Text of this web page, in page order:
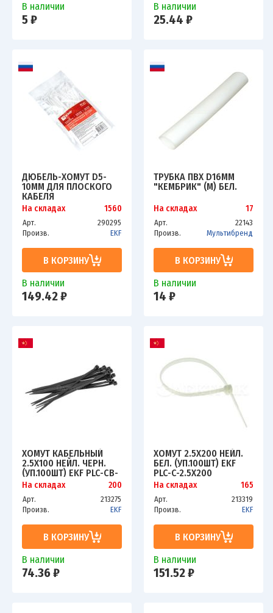
В наличии
5 ₽
В наличии
25.44 ₽
ДЮБЕЛЬ-ХОМУТ D5-
10ММ ДЛЯ ПЛОСКОГО
КАБЕЛЯ
ПОЛИПРОПИЛЕН БЕЛ.
(УП.50ШТ) EKF PLC-CD-
5X10W
На складах 1560
Арт.
290295
Произв.
EKF
В КОРЗИНУ
В наличии
149.42 ₽
ТРУБКА ПВХ D16ММ
"КЕМБРИК" (М) БЕЛ.
На складах 17
Арт.
22143
Произв.
Мультибренд
В КОРЗИНУ
В наличии
14 ₽
ХОМУТ КАБЕЛЬНЫЙ
2.5Х100 НЕЙЛ. ЧЕРН.
(УП.100ШТ) EKF PLC-CB-
2.5X100
На складах 200
Арт.
213275
Произв.
EKF
В КОРЗИНУ
В наличии
74.36 ₽
ХОМУТ 2.5Х200 НЕЙЛ.
БЕЛ. (УП.100ШТ) EKF
PLC-C-2.5X200
На складах 165
Арт.
213319
Произв.
EKF
В КОРЗИНУ
В наличии
151.52 ₽